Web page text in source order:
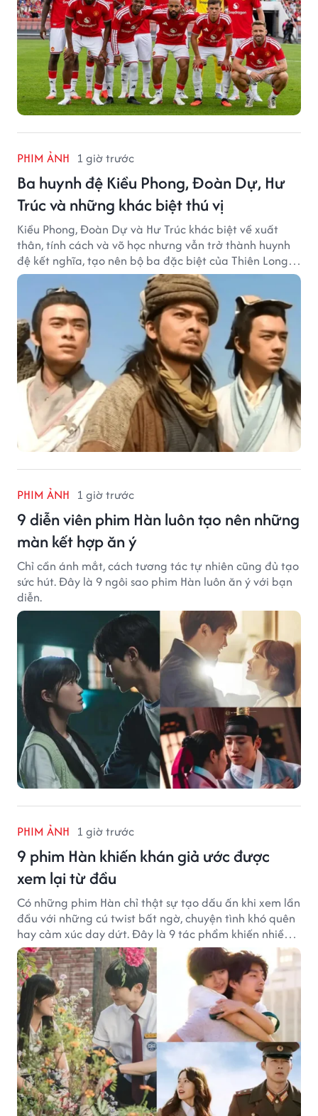
PHIM ẢNH 1 giờ trước
Ba huynh đệ Kiều Phong, Đoàn Dự, Hư
Trúc và những khác biệt thú vị
Kiều Phong, Đoàn Dự và Hư Trúc khác biệt về xuất
thân, tính cách và võ học nhưng vẫn trở thành huynh
đệ kết nghĩa, tạo nên bộ ba đặc biệt của Thiên Long
Bát Bộ.
PHIM ẢNH 1 giờ trước
9 diễn viên phim Hàn luôn tạo nên những
màn kết hợp ăn ý
Chỉ cần ánh mắt, cách tương tác tự nhiên cũng đủ tạo
sức hút. Đây là 9 ngôi sao phim Hàn luôn ăn ý với bạn
diễn.
PHIM ẢNH 1 giờ trước
9 phim Hàn khiến khán giả ước được
xem lại từ đầu
Có những phim Hàn chỉ thật sự tạo dấu ấn khi xem lần
đầu với những cú twist bất ngờ, chuyện tình khó quên
hay cảm xúc day dứt. Đây là 9 tác phẩm khiến nhiều
khán giả ước có thể trải nghiệm lại từ đầu.